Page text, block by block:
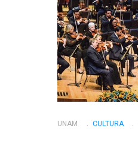
UNAM CULTURA